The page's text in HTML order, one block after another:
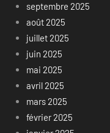
septembre 2025
août 2025
juillet 2025
juin 2025
mai 2025
avril 2025
mars 2025
février 2025